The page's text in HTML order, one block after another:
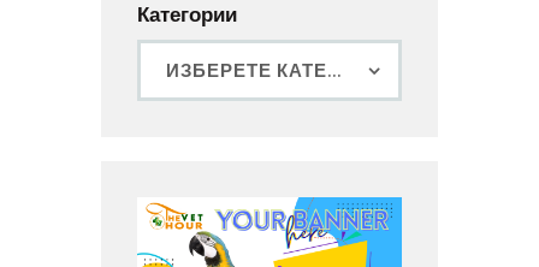
Категории